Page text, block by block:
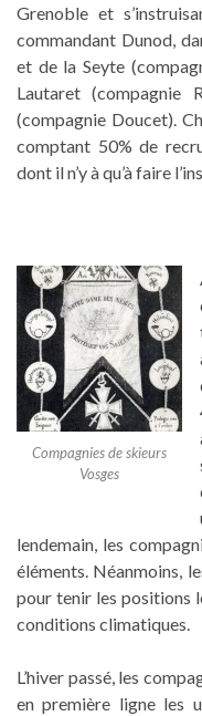
Grenoble et
commandant Dunod,
et de la Seyte
Lautaret (compagnie
(compagnie Doucet).
comptant 50% de
dont il n’y à qu’à faire
Compagnies de skieurs
Vosges
lendemain, les
éléments. Néanmoins,
pour tenir les positions
conditions climatiques.
L’hiver passé, les
en première ligne les